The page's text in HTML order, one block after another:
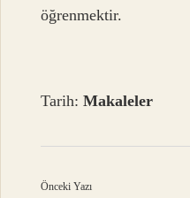
öğrenmektir.
Tarih:Makaleler
Önceki Yazı